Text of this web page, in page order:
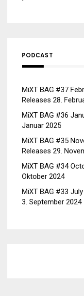
PODCAST
MiXT BAG #37
Releases 28.
MiXT BAG #36
Januar 2025
MiXT BAG #35
Releases 29.
MiXT BAG #34
Oktober 2024
MiXT BAG #33
3. September 2024